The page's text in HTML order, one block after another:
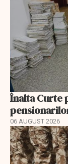
Înalta Curte
06 AUGUST 2026